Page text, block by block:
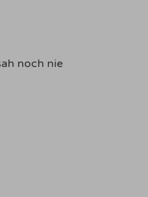
noch nie